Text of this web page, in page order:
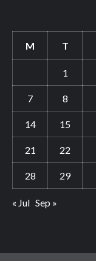
M T
1
7 8
14 15
21 22
28 29
« Jul Sep »